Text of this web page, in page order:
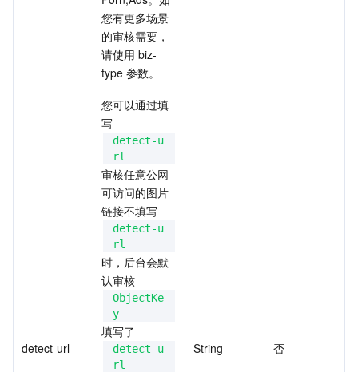
您有更多场景
的审核需要，
请使用 biz-
type 参数。
detect-url
您可以通过填
写
detect-u
rl
审核任意公网
可访问的图片
链接不填写
detect-u
rl
时，后台会默
认审核
ObjectKe
y
填写了
detect-u
rl
String 否